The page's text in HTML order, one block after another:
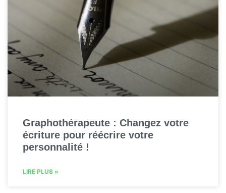
Graphothérapeute : Changez votre
écriture pour réécrire votre
personnalité !
LIRE PLUS »